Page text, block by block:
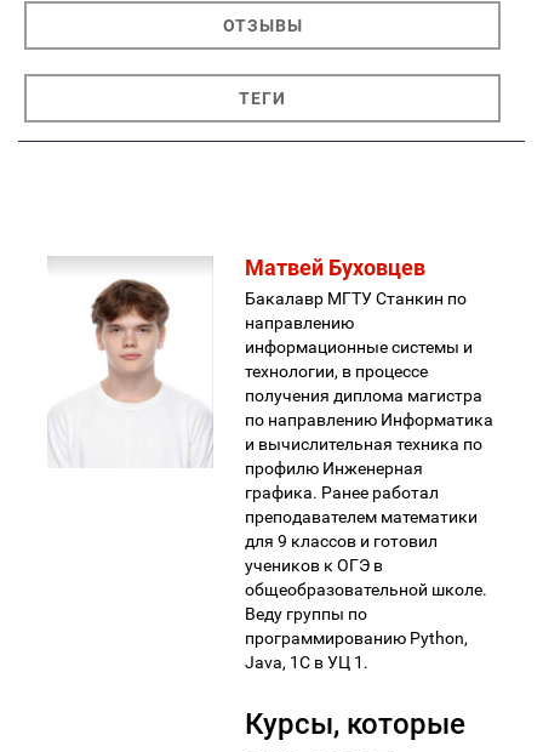
ОТЗЫВЫ
ТЕГИ
Матвей Буховцев
Бакалавр МГТУ Станкин по
направлению
информационные системы и
технологии, в процессе
получения диплома магистра
по направлению Информатика
и вычислительная техника по
профилю Инженерная
графика. Ранее работал
преподавателем математики
для 9 классов и готовил
учеников к ОГЭ в
общеобразовательной школе.
Веду группы по
программированию Python,
Java, 1С в УЦ 1.
Курсы, которые